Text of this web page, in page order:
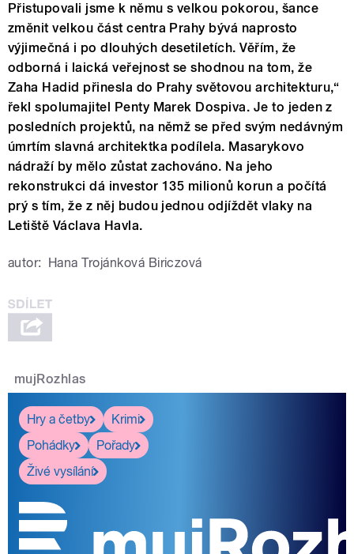
Přistupovali jsme k němu s velkou pokorou, šance
změnit velkou část centra Prahy bývá naprosto
výjimečná i po dlouhých desetiletích. Věřím, že
odborná i laická veřejnost se shodnou na tom, že
Zaha Hadid přinesla do Prahy světovou architekturu,“
řekl spolumajitel Penty Marek Dospiva. Je to jeden z
posledních projektů, na němž se před svým nedávným
úmrtím slavná architektka podílela. Masarykovo
nádraží by mělo zůstat zachováno. Na jeho
rekonstrukci dá investor 135 milionů korun a počítá
prý s tím, že z něj budou jednou odjíždět vlaky na
Letiště Václava Havla.
autor: Hana Trojánková Biriczová
mujRozhlas
Hry a četby
Krimi
Pohádky
Pořady
Živé vysílání